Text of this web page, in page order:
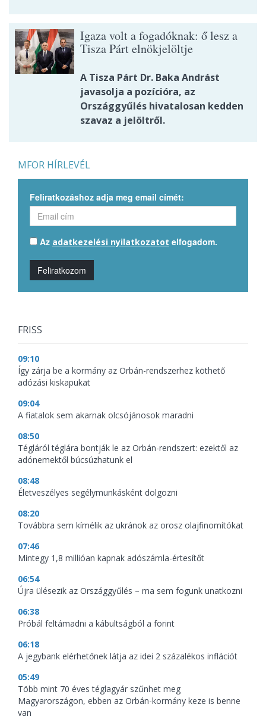
Igaza volt a fogadóknak: ő lesz a
Tisza Párt elnökjelöltje
A Tisza Párt Dr. Baka Andrást
javasolja a pozícióra, az
Országgyűlés hivatalosan kedden
szavaz a jelöltről.
MFOR HÍRLEVÉL
Feliratkozáshoz adja meg email címét:
Az adatkezelési nyilatkozatot elfogadom.
Feliratkozom
FRISS
09:10
Így zárja be a kormány az Orbán-rendszerhez köthető
adózási kiskapukat
09:04
A fiatalok sem akarnak olcsójánosok maradni
08:50
Tégláról téglára bontják le az Orbán-rendszert: ezektől az
adónemektől búcsúzhatunk el
08:48
Életveszélyes segélymunkásként dolgozni
08:20
Továbbra sem kímélik az ukránok az orosz olajfinomítókat
07:46
Mintegy 1,8 millióan kapnak adószámla-értesítőt
06:54
Újra ülésezik az Országgyűlés – ma sem fogunk unatkozni
06:38
Próbál feltámadni a kábultságból a forint
06:18
A jegybank elérhetőnek látja az idei 2 százalékos inflációt
05:49
Több mint 70 éves téglagyár szűnhet meg
Magyarországon, ebben az Orbán-kormány keze is benne
van